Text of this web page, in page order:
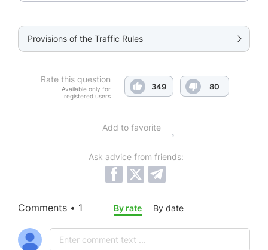
Provisions of the Traffic Rules
Rate this question
Available only for
registered users
349 80
Add to favorite
Ask advice from friends:
Comments • 1 By rate By date